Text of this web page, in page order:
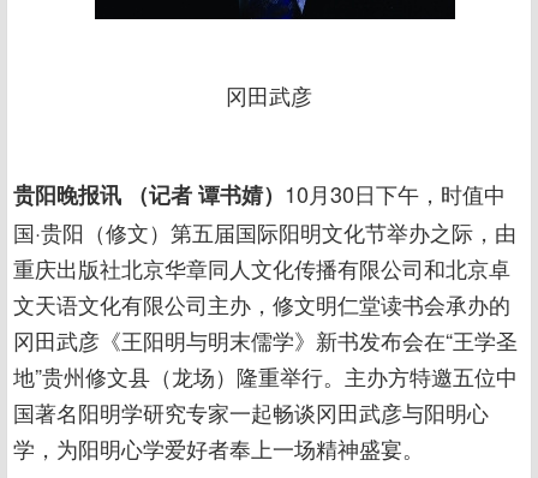
冈田武彦
贵阳晚报讯 （记者 谭书婧） 10月30日下午，时值中
国·贵阳（修文）第五届国际阳明文化节举办之际，由
重庆出版社北京华章同人文化传播有限公司和北京卓
文天语文化有限公司主办，修文明仁堂读书会承办的
冈田武彦《王阳明与明末儒学》新书发布会在“王学圣
地”贵州修文县（龙场）隆重举行。主办方特邀五位中
国著名阳明学研究专家一起畅谈冈田武彦与阳明心
学，为阳明心学爱好者奉上一场精神盛宴。